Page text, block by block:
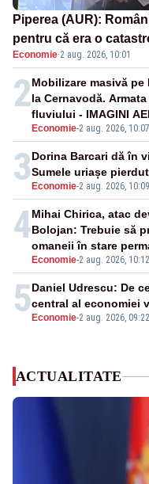
Piperea (AUR):
pentru că era o
pensii
Economie·2 aug. 2026, 10:01
2
Economie-2 aug. 2026, 10:07
Mobilizare masivă
la Cernavodă.
fluviului - IMAGINI
3 Economie-2 aug. 2026, 10:09
Dorina Barcari dă în
Sumele uriașe
4
Economie-2 aug. 2026, 10:12
Mihai Chirica, atac
Bolojan: Trebuie să
omaneii în stare
5 Economie-2 aug. 2026, 09:22
Daniel Udrescu: De
central al economiei
ACTUALITATE